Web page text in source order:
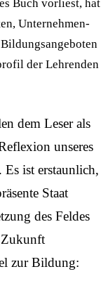
Buch vorliest, hat
Unternehmen-
der Lehrenden
dem Leser als
unseres
ist erstaunlich,
Staat
des Feldes
Zukunft
zur Bildung: